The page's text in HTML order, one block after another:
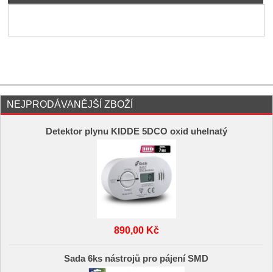
NEJPRODÁVANĚJŠÍ ZBOŽÍ
Detektor plynu KIDDE 5DCO oxid uhelnatý
890,00 Kč
Sada 6ks nástrojů pro pájení SMD